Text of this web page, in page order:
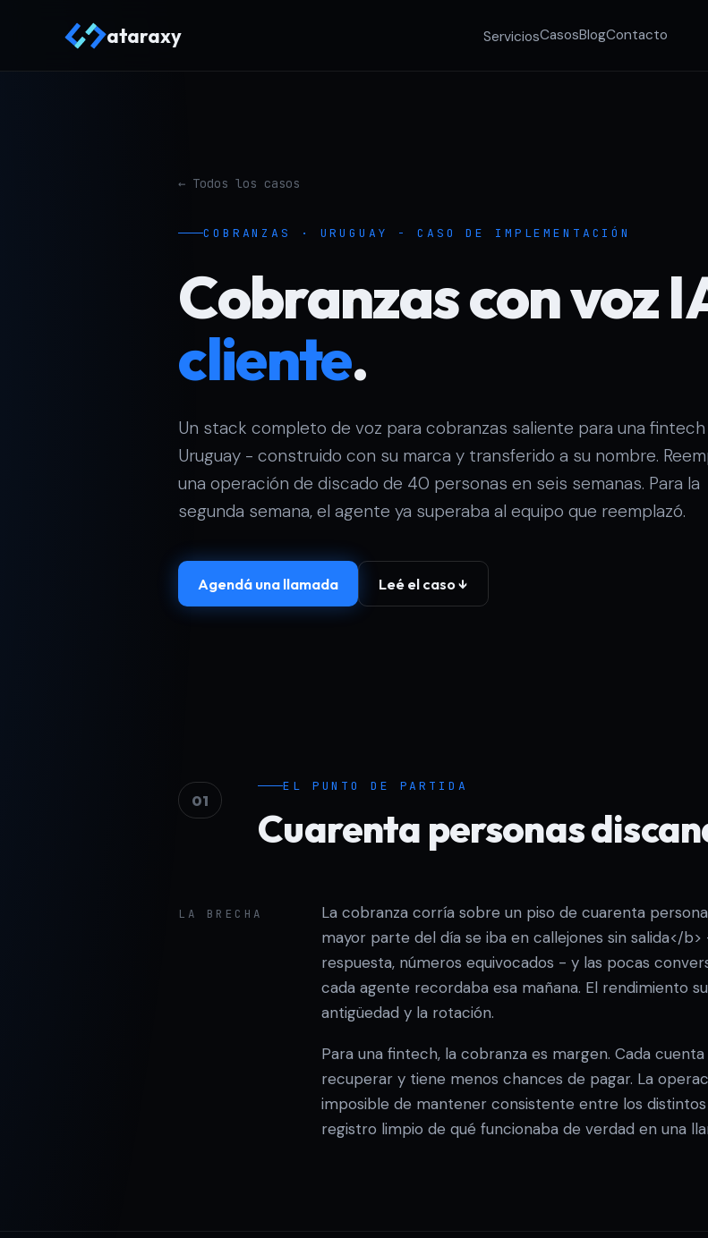
ataraxy ServiciosCasosBlogContacto
← Todos los casos
COBRANZAS · URUGUAY - CASO DE IMPLEMENTACIÓN
Cobranzas con voz
cliente.
Un stack completo de voz para cobranzas saliente para una
Uruguay - construido con su marca y transferido a su nombre.
una operación de discado de 40 personas en seis semanas. Para la
segunda semana, el agente ya superaba al equipo que reemplazó.
Agendá una llamada Leé el caso ↓
01
EL PUNTO DE PARTIDA
Cuarenta personas
LA BRECHA
La cobranza corría sobre un piso de cuarenta
mayor parte del día se iba en callejones sin salida</
respuesta, números equivocados - y las pocas
cada agente recordaba esa mañana. El rendimiento
antigüedad y la rotación.
Para una fintech, la cobranza es margen. Cada
recuperar y tiene menos chances de pagar. La
imposible de mantener consistente entre los
registro limpio de qué funcionaba de verdad en una